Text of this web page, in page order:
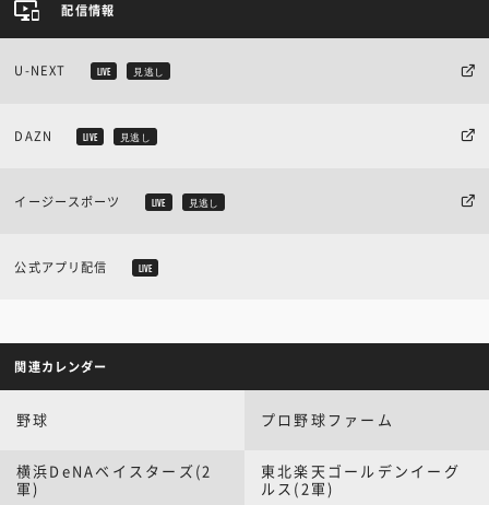
配信情報
U-NEXT LIVE 見逃し
DAZN LIVE 見逃し
イージースポーツ LIVE 見逃し
公式アプリ配信 LIVE
関連カレンダー
野球 プロ野球ファーム
横浜DeNAベイスターズ(2
軍)
東北楽天ゴールデンイーグ
ルス(2軍)